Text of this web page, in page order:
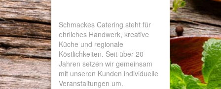
Schmackes Catering steht für
ehrliches Handwerk, kreative
Küche und regionale
Köstlichkeiten. Seit über 20
Jahren setzen wir gemeinsam
mit unseren Kunden individuelle
Veranstaltungen um.